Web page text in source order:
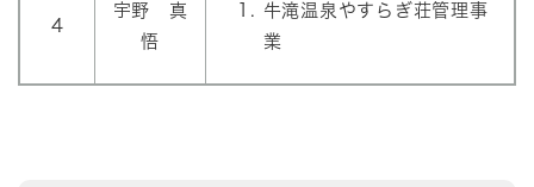
4
宇野 真
悟
牛滝温泉やすらぎ荘管理事
業